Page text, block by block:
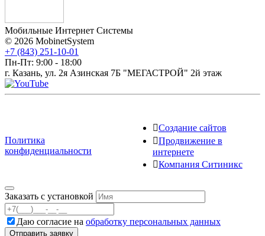
Мобильные Интернет Системы
© 2026 MobinetSystem
+7 (843) 251-10-01
Пн-Пт: 9:00 - 18:00
г. Казань, ул. 2я Азинская 7Б "МЕГАСТРОЙ" 2й этаж
Политика
конфиденциальности
Создание сайтов
Продвижение в
интернете
Компания Ситиникс
Заказать с установкой
Даю согласие на обработку персональных данных